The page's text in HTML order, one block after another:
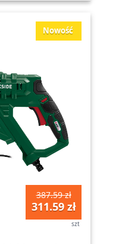
Nowość
387.59 zł
311.59 zł
szt